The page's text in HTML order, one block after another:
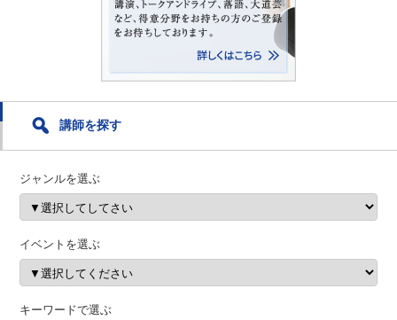
講師を探す
ジャンルを選ぶ
イベントを選ぶ
キーワードで選ぶ